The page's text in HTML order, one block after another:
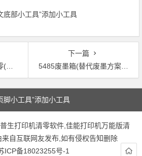
底部小工具”添加小工具
享)
下一篇
5485废墨箱(替代废墨方案：5485操作步骤、节约成本又环保的选择)
脚小工具”添加小工具
生打印机清零软件,佳能打印机万能版清
来自互联网友发布,如有侵权告知删除
ICP备18023255号-1